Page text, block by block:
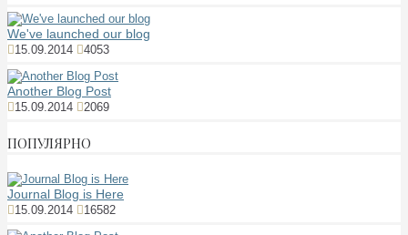
We've launched our blog
15.09.2014 4053
Another Blog Post
15.09.2014 2069
ПОПУЛЯРНО
Journal Blog is Here
15.09.2014 16582